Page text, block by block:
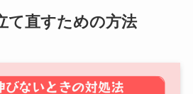
て直すための方法